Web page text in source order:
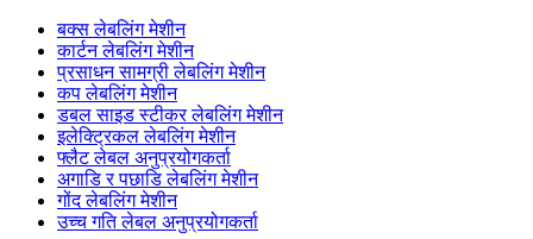
बक्स लेबलिंग मेशीन
कार्टन लेबलिंग मेशीन
प्रसाधन सामग्री लेबलिंग मेशीन
कप लेबलिंग मेशीन
डबल साइड स्टीकर लेबलिंग मेशीन
इलेक्ट्रिकल लेबलिंग मेशीन
फ्लैट लेबल अनुप्रयोगकर्ता
अगाडि र पछाडि लेबलिंग मेशीन
गोंद लेबलिंग मेशीन
उच्च गति लेबल अनुप्रयोगकर्ता